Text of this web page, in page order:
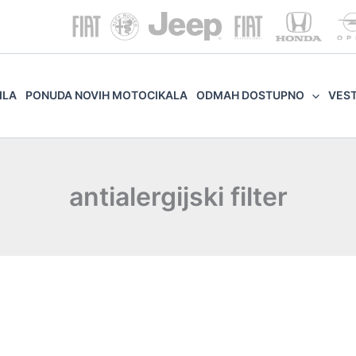
PONUDA NOVIH MOTOCIKALA ODMAH DOSTUPNO
antialergijski filter